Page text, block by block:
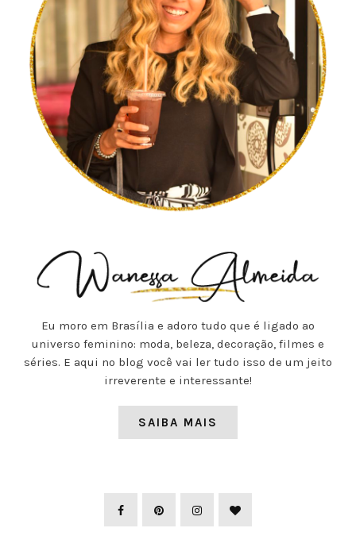
Eu moro em Brasília e adoro tudo que é ligado ao
universo feminino: moda, beleza, decoração, filmes e
séries. E aqui no blog você vai ler tudo isso de um jeito
irreverente e interessante!
SAIBA MAIS